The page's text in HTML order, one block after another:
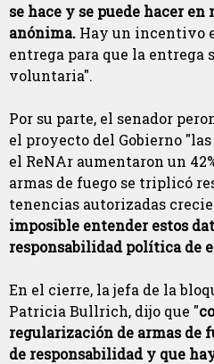
se hace y se puede hacer en
anónima. Hay un incentivo
entrega para que la entrega
voluntaria".
Por su parte, el senador
el proyecto del Gobierno
el ReNAr aumentaron un
armas de fuego se triplicó
tenencias autorizadas
imposible entender estos
responsabilidad política de
En el cierre, la jefa de la
Patricia Bullrich, dijo que "
regularización de armas de
de responsabilidad y que